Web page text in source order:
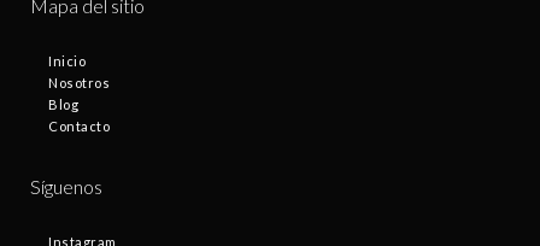
Mapa del sitio
Inicio
Nosotros
Blog
Contacto
Síguenos
Instagram